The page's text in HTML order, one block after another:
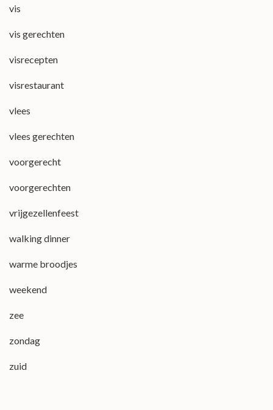
vis
vis gerechten
visrecepten
visrestaurant
vlees
vlees gerechten
voorgerecht
voorgerechten
vrijgezellenfeest
walking dinner
warme broodjes
weekend
zee
zondag
zuid